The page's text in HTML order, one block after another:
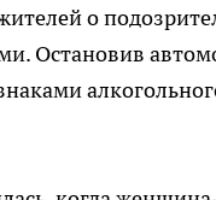
о
Остановив